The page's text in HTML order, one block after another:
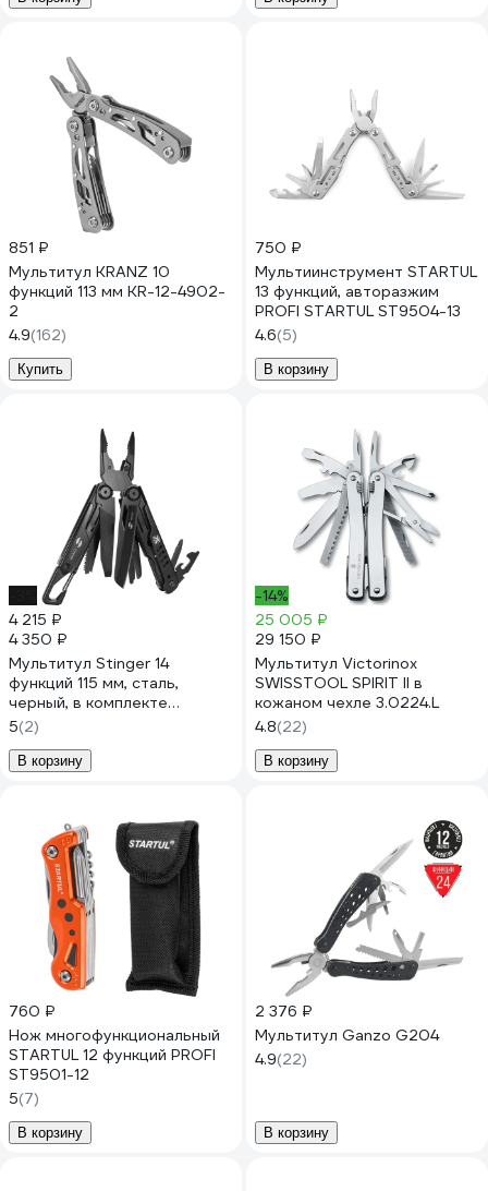
851 ₽
Мультитул KRANZ 10
функций 113 мм KR-12-4902-
2
4.9(162)
Купить
750 ₽
Мультиинструмент STARTUL
13 функций, авторазжим
PROFI STARTUL ST9504-13
4.6(5)
В корзину
4 215 ₽
4 350 ₽
Мультитул Stinger 14
функций 115 мм, сталь,
черный, в комплекте
нейлоновый чехол MT-
GHK9-H
5(2)
В корзину
-14%
25 005 ₽
29 150 ₽
Мультитул Victorinox
SWISSTOOL SPIRIT II в
кожаном чехле 3.0224.L
4.8(22)
В корзину
760 ₽
Нож многофункциональный
STARTUL 12 функций PROFI
ST9501-12
5(7)
В корзину
2 376 ₽
Мультитул Ganzo G204
4.9(22)
В корзину